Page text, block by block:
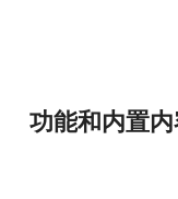
功能和内置